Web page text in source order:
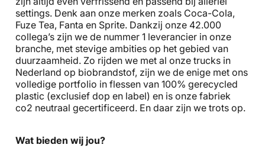
settings. Denk aan onze merken zoals Coca-Cola,
Fuze Tea, Fanta en Sprite. Dankzij onze 42.000
collega’s zijn we de nummer 1 leverancier in onze
branche, met stevige ambities op het gebied van
duurzaamheid. Zo rijden we met al onze trucks in
Nederland op biobrandstof, zijn we de enige met ons
volledige portfolio in flessen van 100% gerecycled
plastic (exclusief dop en label) en is onze fabriek
co2 neutraal gecertificeerd. En daar zijn we trots op.
Wat bieden wij jou?